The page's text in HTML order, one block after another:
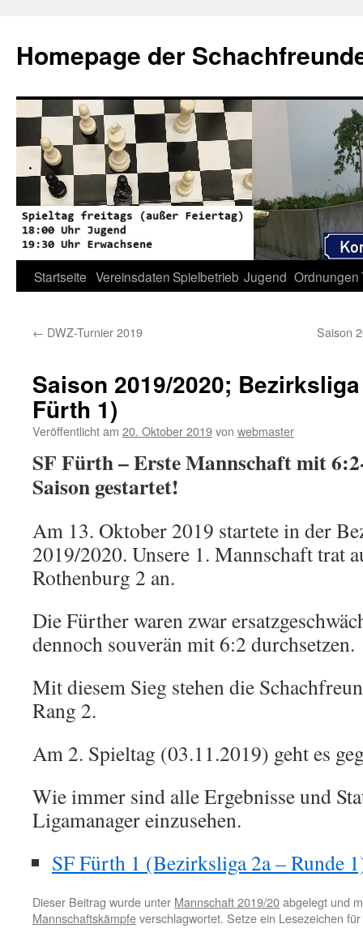
springen
Homepage der
Startseite VereinsdatenSpielbetrieb Jugend Ordnungen
← DWZ-Turnier 2019 Saison
Saison 2019/2020;
Fürth 1)
Veröffentlicht am 20. Oktober 2019von webmaster
SF Fürth – Erste Mannschaft mit
Saison gestartet!
Am 13. Oktober 2019 startete in der
2019/2020. Unsere 1. Mannschaft trat
Rothenburg 2 an.
Die Fürther waren zwar
dennoch souverän mit 6:2 durchsetzen.
Mit diesem Sieg stehen die
Rang 2.
Am 2. Spieltag (03.11.2019) geht es
Wie immer sind alle Ergebnisse und
Ligamanager einzusehen.
SF Fürth 1 (Bezirksliga 2a – Runde
Dieser Beitrag wurde unter Mannschaft 2019/20abgelegt und
Mannschaftskämpfeverschlagwortet. Setze ein Lesezeichen